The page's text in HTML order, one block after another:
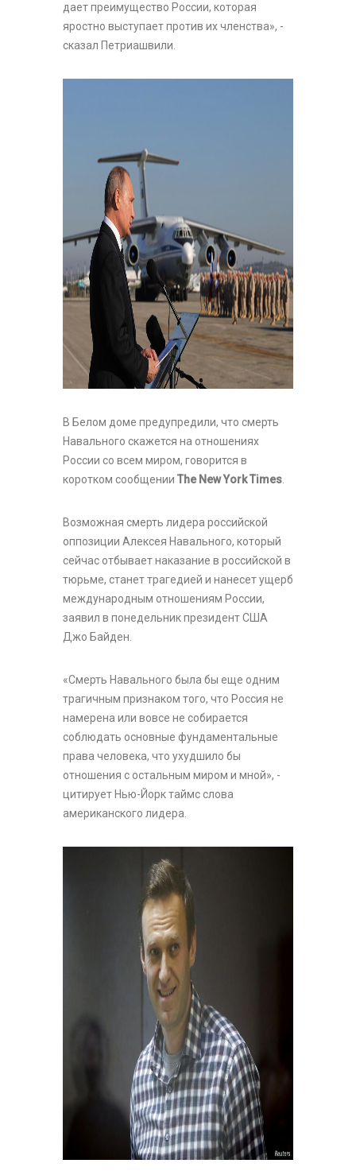
дает преимущество России, которая
яростно выступает против их членства», -
сказал Петриашвили.
В Белом доме предупредили, что смерть
Навального скажется на отношениях
России со всем миром, говорится в
коротком сообщении The New York Times
Возможная смерть лидера российской
оппозиции Алексея Навального, который
сейчас отбывает наказание в российской в
тюрьме, станет трагедией и нанесет ущерб
международным отношениям России,
заявил в понедельник президент США
Джо Байден.
«Смерть Навального была бы еще одним
трагичным признаком того, что Россия не
намерена или вовсе не собирается
соблюдать основные фундаментальные
права человека, что ухудшило бы
отношения с остальным миром и мной», -
цитирует Нью-Йорк таймс слова
американского лидера.